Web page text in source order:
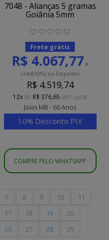
7048 - Alianças 5 gramas
Goiânia 5mm
Frete grátis
R$ 4.067,77 à
vista(10%)ou Deposito
R$ 4.519,74
12xde R$ 376,65 sem juros
Joias MB - 60 Anos
10% Desconto PIX
COMPRE PELO WHATSAPP
7 8 9 10
11
17 18 19
20
26 27 28
29